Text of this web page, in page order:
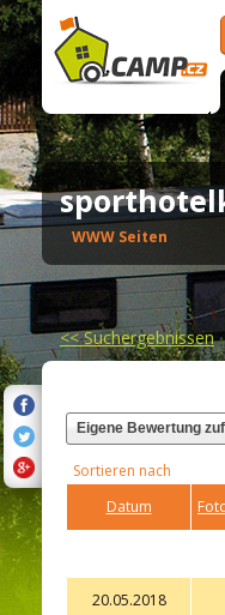
WWW Seiten
<<Suchergebnissen
Eigene Bewertung
Sortieren nach
Datum
20.05.2018